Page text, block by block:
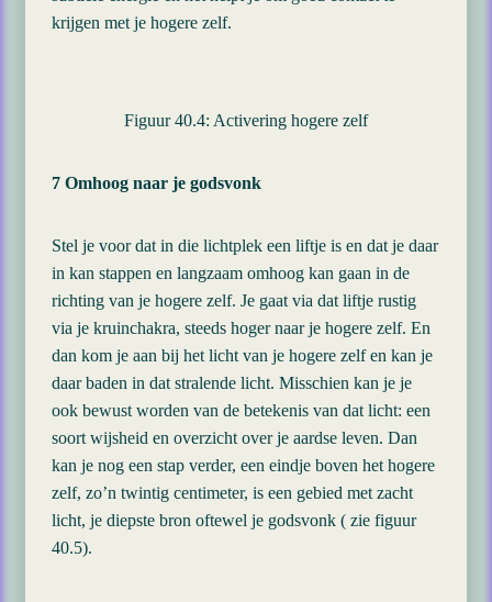
krijgen met je hogere zelf.
Figuur 40.4: Activering hogere zelf
7 Omhoog naar je godsvonk
Stel je voor dat in die lichtplek een liftje is en dat je daar
in kan stappen en langzaam omhoog kan gaan in de
richting van je hogere zelf. Je gaat via dat liftje rustig
via je kruinchakra, steeds hoger naar je hogere zelf. En
dan kom je aan bij het licht van je hogere zelf en kan je
daar baden in dat stralende licht. Misschien kan je je
ook bewust worden van de betekenis van dat licht: een
soort wijsheid en overzicht over je aardse leven. Dan
kan je nog een stap verder, een eindje boven het hogere
zelf, zo’n twintig centimeter, is een gebied met zacht
licht, je diepste bron oftewel je godsvonk ( zie figuur
40.5).